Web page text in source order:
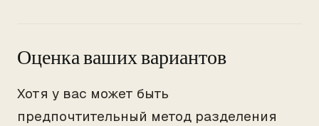
Оценка ваших вариантов
Хотя у вас может быть
предпочтительный метод разделения